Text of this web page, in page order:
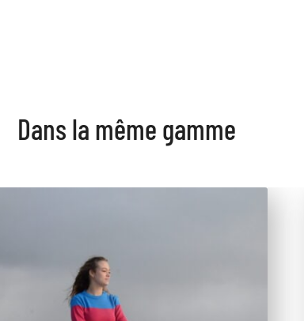
Dans la même gamme